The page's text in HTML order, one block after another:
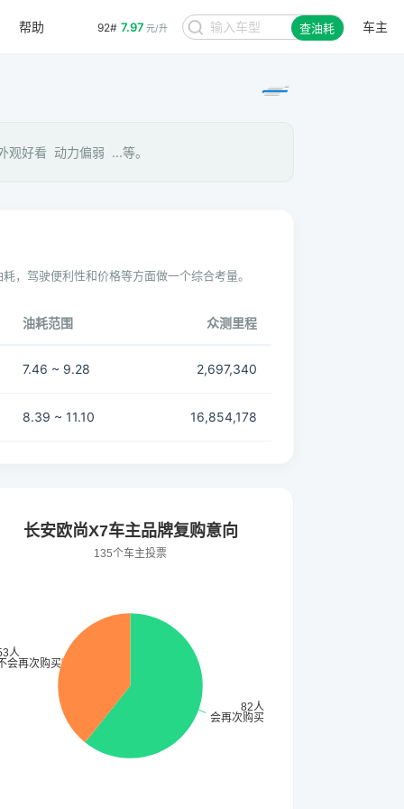
92# 7.97 元/升 查油耗 车主
帮助
好看 动力偏弱 ...等。
，驾驶便利性和价格等方面做一个综合考量。
油耗范围 众测里程
7.46 ~ 9.28 2,697,340
8.39 ~ 11.10 16,854,178